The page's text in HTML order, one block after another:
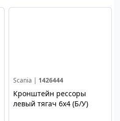
Scania | 1426444
Кронштейн рессоры
левый тягач 6х4 (Б/У)